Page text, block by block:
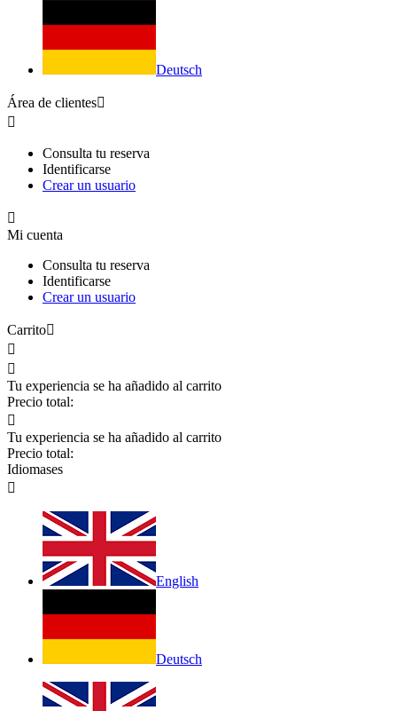
Deutsch
Área de clientes

Consulta tu reserva
Identificarse
Crear un usuario

Mi cuenta
Consulta tu reserva
Identificarse
Crear un usuario
Carrito


Tu experiencia se ha añadido al carrito
Precio total:

Tu experiencia se ha añadido al carrito
Precio total:
Idiomases

English
Deutsch